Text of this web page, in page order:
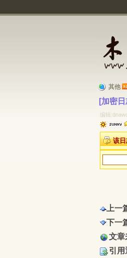
其他
[加密日
编辑
该日
上一
下一
文章
引用